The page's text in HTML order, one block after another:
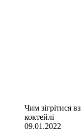
Чим зігрітися
коктейлі
09.01.2022